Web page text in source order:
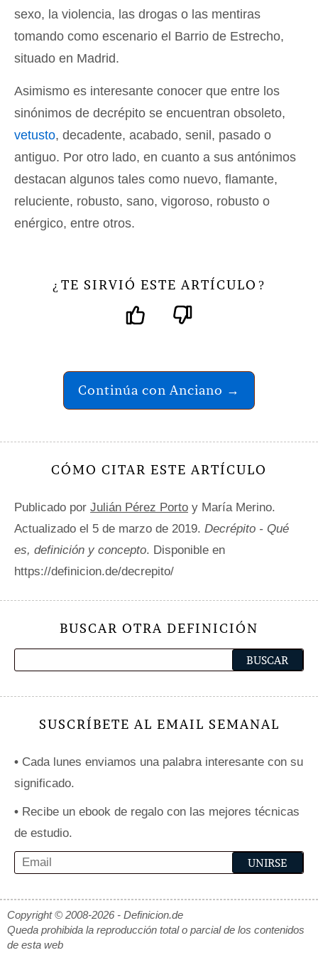
sexo, la violencia, las drogas o las mentiras
tomando como escenario el Barrio de Estrecho,
situado en Madrid.
Asimismo es interesante conocer que entre los
sinónimos de decrépito se encuentran obsoleto,
vetusto, decadente, acabado, senil, pasado o
antiguo. Por otro lado, en cuanto a sus antónimos
destacan algunos tales como nuevo, flamante,
reluciente, robusto, sano, vigoroso, robusto o
enérgico, entre otros.
¿ TE SIRVIÓ ESTE ARTÍCULO ?
Continúa con Anciano →
CÓMO CITAR ESTE ARTÍCULO
Publicado por Julián Pérez Porto y María Merino.
Actualizado el 5 de marzo de 2019. Decrépito - Qué
es, definición y concepto. Disponible en
https://definicion.de/decrepito/
BUSCAR OTRA DEFINICIÓN
SUSCRÍBETE AL EMAIL SEMANAL
• Cada lunes enviamos una palabra interesante con su
significado.
• Recibe un ebook de regalo con las mejores técnicas
de estudio.
Copyright © 2008-2026 - Definicion.de
Queda prohibida la reproducción total o parcial de los contenidos
de esta web